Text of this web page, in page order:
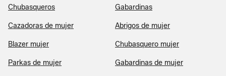
Chubasqueros Gabardinas
Cazadoras de mujer Abrigos de mujer
Blazer mujer Chubasquero mujer
Parkas de mujer Gabardinas de mujer